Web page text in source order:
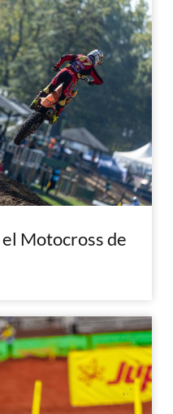
Motocross de